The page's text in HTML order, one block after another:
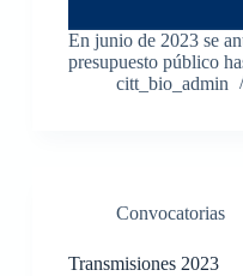
En junio de 2023 se
presupuesto público
citt_bio_admin
Convocatorias
Transmisiones 2023